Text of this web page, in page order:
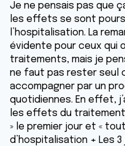
Je ne pensais pas que
les effets se sont
l’hospitalisation. La
évidente pour ceux qui
traitements, mais je
ne faut pas rester seul
accompagner par un
quotidiennes. En effet,
les effets du traitement
» le premier jour et «
d’hospitalisation + Les